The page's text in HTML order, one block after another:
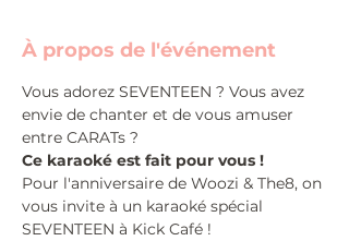
À propos de l'événement
Vous adorez SEVENTEEN ? Vous avez
envie de chanter et de vous amuser
entre CARATs ?
Ce karaoké est fait pour vous !
Pour l'anniversaire de Woozi & The8, on
vous invite à un karaoké spécial
SEVENTEEN à Kick Café !